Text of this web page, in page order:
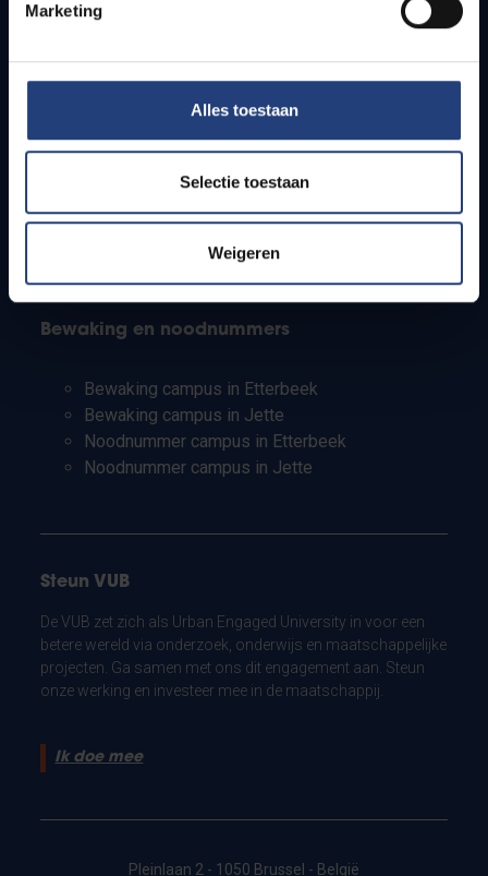
Marketing
Alles toestaan
Selectie toestaan
Weigeren
Studenten
PhD-studenten
Leerkrachten en secundaire scholen
Bewaking en noodnummers
Bewaking campus in Etterbeek
Bewaking campus in Jette
Noodnummer campus in Etterbeek
Noodnummer campus in Jette
Steun VUB
De VUB zet zich als Urban Engaged University in voor een
betere wereld via onderzoek, onderwijs en maatschappelijke
projecten. Ga samen met ons dit engagement aan. Steun
onze werking en investeer mee in de maatschappij.
Ik doe mee
Pleinlaan 2 - 1050 Brussel - België